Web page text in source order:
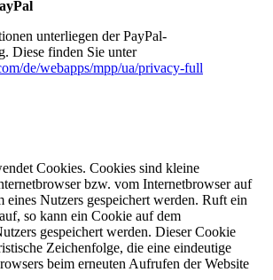
unterliegen der PayPal-
Diese finden Sie unter
de/webapps/mpp/ua/privacy-full
Cookies. Cookies sind kleine
bzw. vom Internetbrowser auf
eines Nutzers gespeichert werden. Ruft ein
so kann ein Cookie auf dem
gespeichert werden. Dieser Cookie
Zeichenfolge, die eine eindeutige
beim erneuten Aufrufen der Website